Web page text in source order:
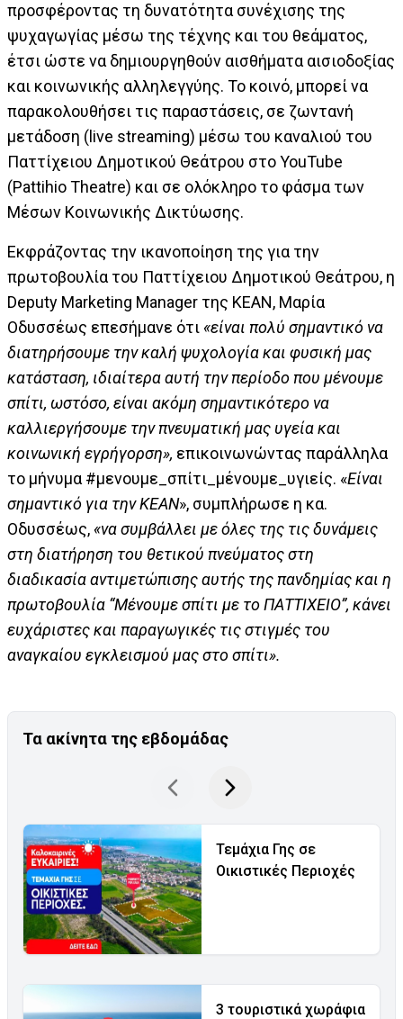
προσφέροντας τη δυνατότητα συνέχισης της
ψυχαγωγίας μέσω της τέχνης και του θεάματος,
έτσι ώστε να δημιουργηθούν αισθήματα αισιοδοξίας
και κοινωνικής αλληλεγγύης. Το κοινό, μπορεί να
παρακολουθήσει τις παραστάσεις, σε ζωντανή
μετάδοση (live streaming) μέσω του καναλιού του
Παττίχειου Δημοτικού Θεάτρου στο YouTube
(Pattihio Theatre) και σε ολόκληρο το φάσμα των
Μέσων Κοινωνικής Δικτύωσης.
Εκφράζοντας την ικανοποίηση της για την
πρωτοβουλία του Παττίχειου Δημοτικού Θεάτρου, η
Deputy Marketing Manager της ΚΕΑΝ, Μαρία
Οδυσσέως επεσήμανε ότι «είναι πολύ σημαντικό να
διατηρήσουμε την καλή ψυχολογία και φυσική μας
κατάσταση, ιδιαίτερα αυτή την περίοδο που μένουμε
σπίτι, ωστόσο, είναι ακόμη σημαντικότερο να
καλλιεργήσουμε την πνευματική μας υγεία και
κοινωνική εγρήγορση», επικοινωνώντας παράλληλα
το μήνυμα #μενουμε_σπίτι_μένουμε_υγιείς. «Είναι
σημαντικό για την ΚΕΑΝ», συμπλήρωσε η κα.
Οδυσσέως, «να συμβάλλει με όλες της τις δυνάμεις
στη διατήρηση του θετικού πνεύματος στη
διαδικασία αντιμετώπισης αυτής της πανδημίας και η
πρωτοβουλία “Μένουμε σπίτι με το ΠΑΤΤΙΧΕΙΟ”, κάνει
ευχάριστες και παραγωγικές τις στιγμές του
αναγκαίου εγκλεισμού μας στο σπίτι».
Τα ακίνητα της εβδομάδας
Τεμάχια Γης σε
Οικιστικές Περιοχές
3 τουριστικά χωράφια